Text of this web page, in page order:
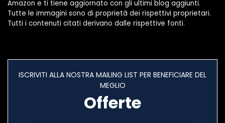
Amazon e ti tiene aggiornato con gli ultimi blog aggiunti.
Tutte le immagini sono di proprietà dei rispettivi proprietari.
Tutti i contenuti citati derivano dalle rispettive fonti.
ISCRIVITI ALLA NOSTRA MAILING LIST PER BENEFICIARE DEL
MEGLIO
Offerte